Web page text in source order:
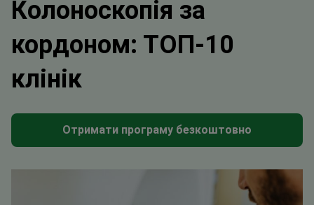
Колоноскопія за
кордоном: ТОП-10
клінік
Отримати програму безкоштовно